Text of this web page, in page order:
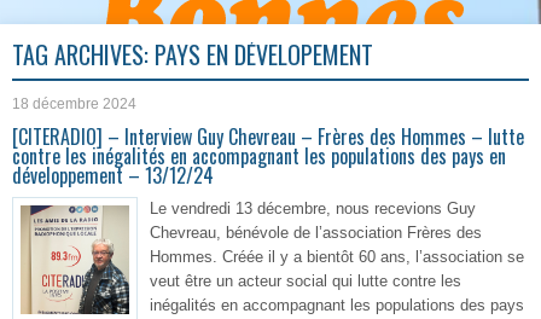
TAG ARCHIVES: PAYS EN DÉVELOPEMENT
18 décembre 2024
[CITERADIO] – Interview Guy Chevreau – Frères des Hommes – lutte
contre les inégalités en accompagnant les populations des pays en
développement – 13/12/24
Le vendredi 13 décembre, nous recevions Guy
Chevreau, bénévole de l’association Frères des
Hommes. Créée il y a bientôt 60 ans, l’association se
veut être un acteur social qui lutte contre les
inégalités en accompagnant les populations des pays